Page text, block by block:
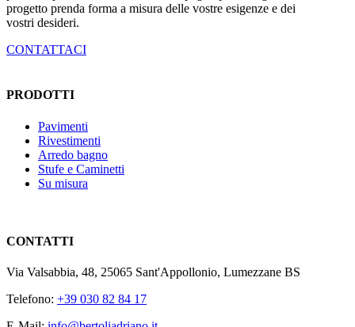
progetto prenda forma a misura delle vostre esigenze e dei
vostri desideri.
CONTATTACI
PRODOTTI
Pavimenti
Rivestimenti
Arredo bagno
Stufe e Caminetti
Su misura
CONTATTI
Via Valsabbia, 48, 25065 Sant'Appollonio, Lumezzane BS
Telefono: +39 030 82 84 17